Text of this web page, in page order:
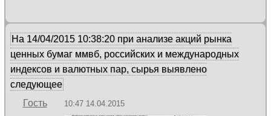
На 14/04/2015 10:38:20 при анализе акций рынка
ценных бумаг ммвб, российских и международных
индексов и валютных пар, сырья выявлено
следующее
Гость
10:47 14.04.2015